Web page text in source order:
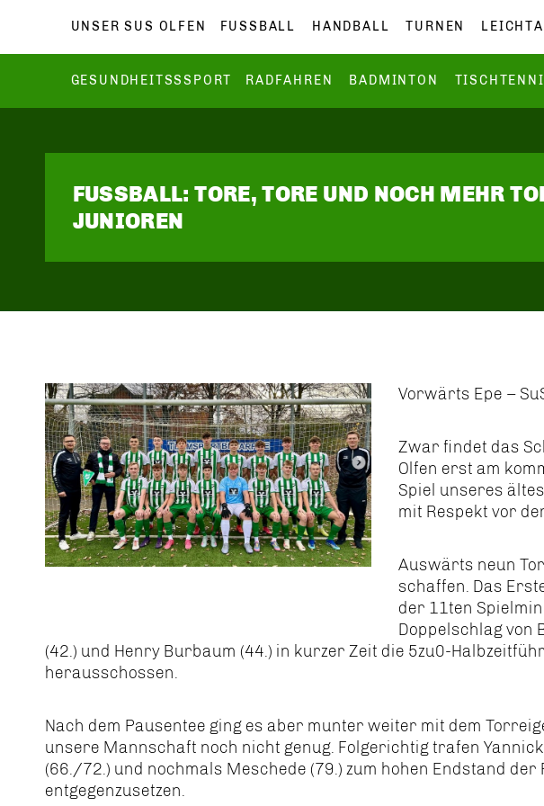
UNSER SUS OLFEN FUSSBALL HANDBALL TURNEN
GESUNDHEITSSSPORT RADFAHREN BADMINTON
FUSSBALL: TORE, TORE UND NOCH MEHR
JUNIOREN
Vorwärts Epe –
Zwar findet das
Olfen erst am
Spiel unseres
mit Respekt vor
Auswärts neun
schaffen. Das
der 11ten
Doppelschlag von
(42.) und Henry Burbaum (44.) in kurzer Zeit die 5zu0-
herausschossen.
Nach dem Pausentee ging es aber munter weiter mit dem
unsere Mannschaft noch nicht genug. Folgerichtig trafen
(66./72.) und nochmals Meschede (79.) zum hohen Endstand
entgegenzusetzen.